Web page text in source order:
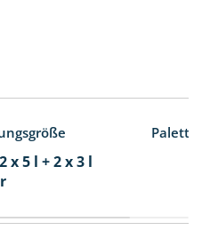
x 5 l + 2 x 3 l